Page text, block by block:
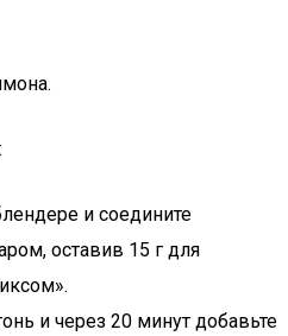
и соедините
оставив 15 г для
и через 20 минут добавьте